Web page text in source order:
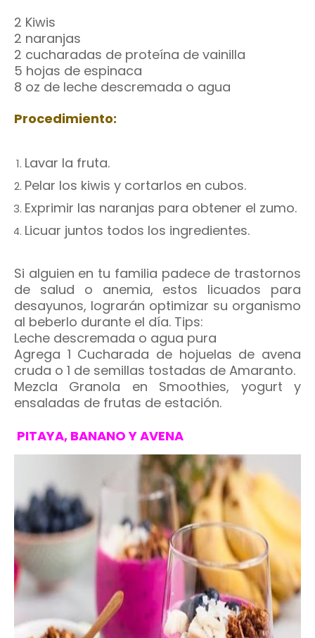
2 Kiwis
2 naranjas
2 cucharadas de proteína de vainilla
5 hojas de espinaca
8 oz de leche descremada o agua
Procedimiento:
Lavar la fruta.
Pelar los kiwis y cortarlos en cubos.
Exprimir las naranjas para obtener el zumo.
Licuar juntos todos los ingredientes.
Si alguien en tu familia padece de trastornos
de salud o anemia, estos licuados para
desayunos, lograrán optimizar su organismo
al beberlo durante el día. Tips:
Leche descremada o agua pura
Agrega 1 Cucharada de hojuelas de avena
cruda o 1 de semillas tostadas de Amaranto.
Mezcla Granola en Smoothies, yogurt y
ensaladas de frutas de estación.
PITAYA, BANANO Y AVENA